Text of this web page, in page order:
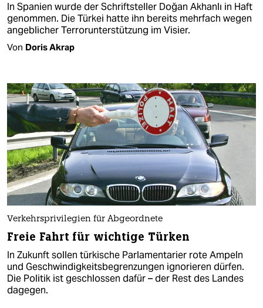
In Spanien wurde der Schriftsteller Doğan Akhanlı in Haft
genommen. Die Türkei hatte ihn bereits mehrfach wegen
angeblicher Terrorunterstützung im Visier.
Von Doris Akrap
Verkehrsprivilegien für Abgeordnete
Freie Fahrt für wichtige Türken
In Zukunft sollen türkische Parlamentarier rote Ampeln
und Geschwindigkeitsbegrenzungen ignorieren dürfen.
Die Politik ist geschlossen dafür – der Rest des Landes
dagegen.